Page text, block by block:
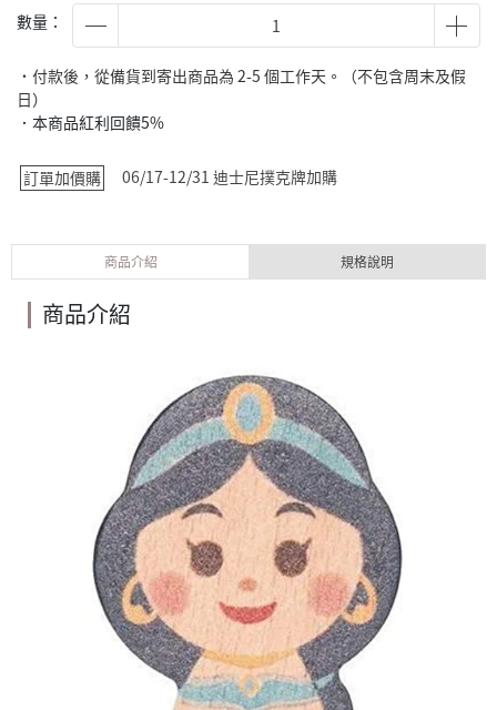
數量：
˙付款後，從備貨到寄出商品為 2-5 個工作天。（不包含周末及假
日）
．本商品紅利回饋5%
訂單加價購 06/17-12/31 迪士尼撲克牌加購
商品介紹 規格說明
商品介紹